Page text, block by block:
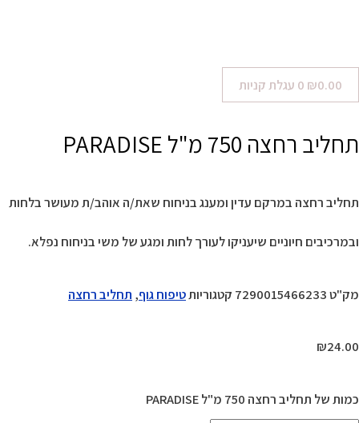
₪0.00
0 עגלת קניות
תחליב רחצה 750 מ"ל PARADISE
תחליב רחצה במרקם עדין ומענג בניחוח שאת/ה אוהב/ת מעושר בלחות
ובמרכיבים חיוניים שיעניקו לעורך לחות ומגע של משי בניחוח נפלא.
מק"ט7290015466233 קטגוריותטיפוח גוף, תחליב רחצה
₪24.00
כמות של תחליב רחצה 750 מ"ל PARADISE